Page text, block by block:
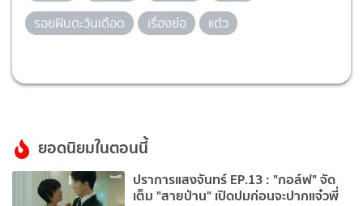
รอยฝันตะวันเดือด
เรื่องย่อ แต้ว
ยอดนิยมในตอนนี้
ปราการแสงจันทร์ EP.13 : "กอล์ฟ" จัด
เต็ม "สายป่าน" เปิดปมก่อนจะปากแจ๋วพี่